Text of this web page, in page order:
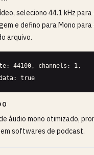
seleciono 44.1 kHz
e defino para Mono
arquivo.
44100, channels: 1,
true
áudio mono otimizado,
softwares de podcast.